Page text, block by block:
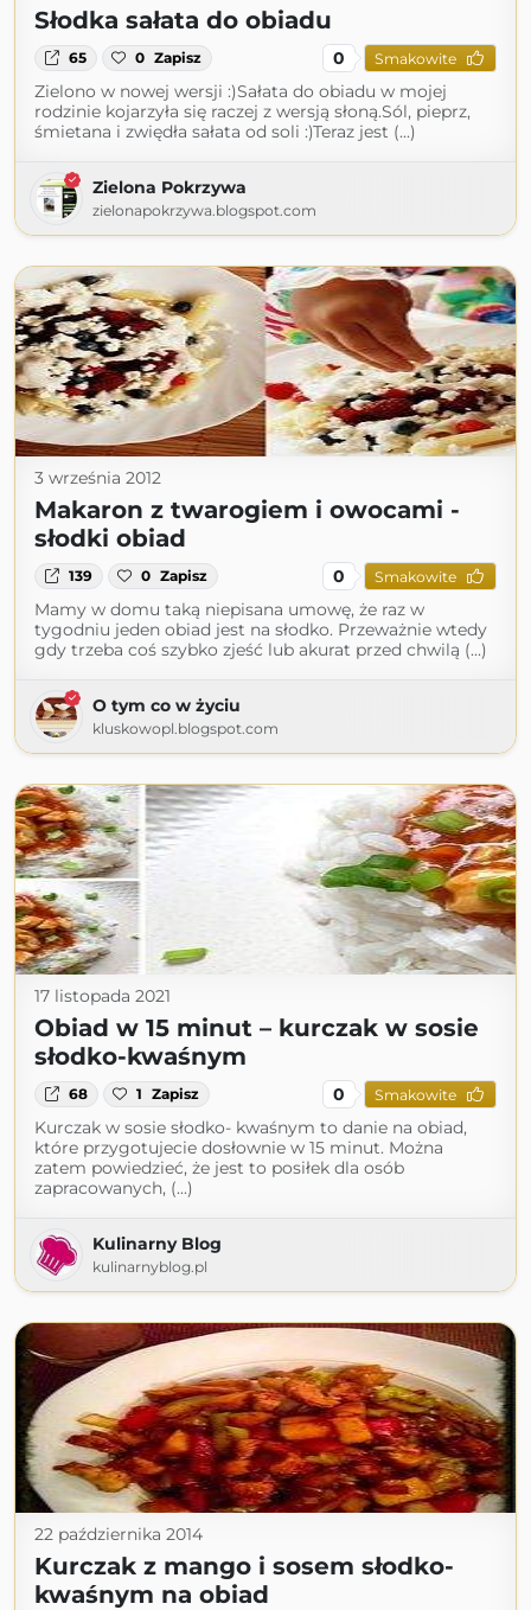
Słodka sałata do obiadu
65 0 Zapisz 0 Smakowite
Zielono w nowej wersji :)Sałata do obiadu w mojej
rodzinie kojarzyła się raczej z wersją słoną.Sól, pieprz,
śmietana i zwiędła sałata od soli :)Teraz jest (...)
Zielona Pokrzywa
zielonapokrzywa.blogspot.com
3 września 2012
Makaron z twarogiem i owocami -
słodki obiad
139 0 Zapisz 0 Smakowite
Mamy w domu taką niepisana umowę, że raz w
tygodniu jeden obiad jest na słodko. Przeważnie wtedy
gdy trzeba coś szybko zjeść lub akurat przed chwilą (...)
O tym co w życiu
kluskowopl.blogspot.com
17 listopada 2021
Obiad w 15 minut – kurczak w sosie
słodko-kwaśnym
68 1 Zapisz 0 Smakowite
Kurczak w sosie słodko- kwaśnym to danie na obiad,
które przygotujecie dosłownie w 15 minut. Można
zatem powiedzieć, że jest to posiłek dla osób
zapracowanych, (...)
Kulinarny Blog
kulinarnyblog.pl
22 października 2014
Kurczak z mango i sosem słodko-
kwaśnym na obiad